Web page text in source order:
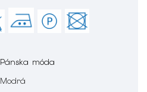
Pánska móda
Modrá